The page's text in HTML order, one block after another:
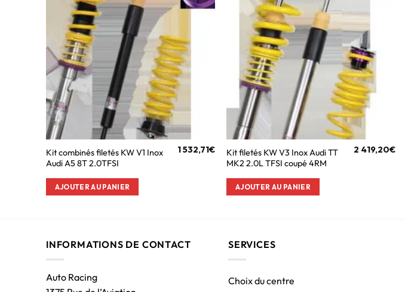
Kit combinés filetés KW V1 Inox
Audi A5 8T 2.0TFSI
1 532,71€
AJOUTER AU PANIER
Kit filetés KW V3 Inox Audi TT
MK2 2.0L TFSI coupé 4RM
2 419,20€
AJOUTER AU PANIER
INFORMATIONS DE CONTACT
Auto Racing
SERVICES
Choix du centre